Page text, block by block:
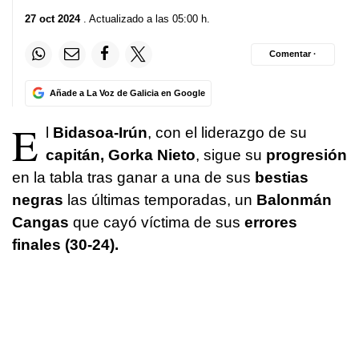
27 oct 2024. Actualizado a las 05:00 h.
Añade a La Voz de Galicia en Google
Comentar ·
E l Bidasoa-Irún, con el liderazgo de su
capitán, Gorka Nieto, sigue su progresión
en la tabla tras ganar a una de sus bestias
negras las últimas temporadas, un Balonmán
Cangas que cayó víctima de sus errores
finales (30-24).